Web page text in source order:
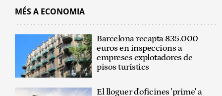
MÉS A ECONOMIA
Barcelona recapta 835.000
euros en inspeccions a
empreses explotadores de
pisos turístics
El lloguer d'oficines 'prime' a